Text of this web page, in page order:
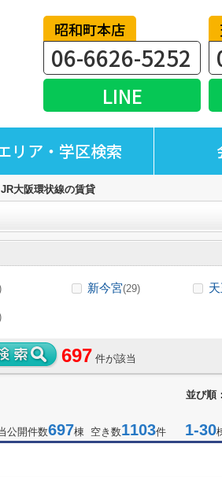
昭和町本店
06-6626-5252
LINE
リア・学区検索
JR大阪環状線の賃貸
新今宮(29)
697 件が該当
並び順：
公開件数697棟 空き数1103件 1-30